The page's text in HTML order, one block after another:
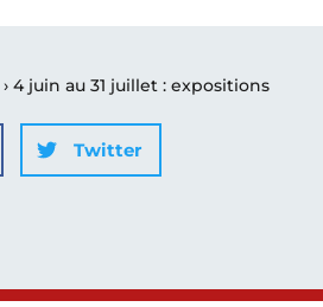
› 4 juin au 31 juillet : expositions
Twitter